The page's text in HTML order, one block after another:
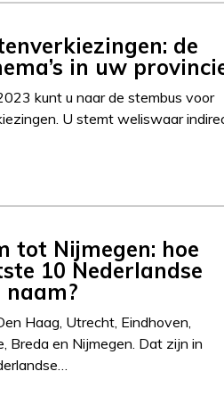
de
in uw
kunt u naar de stembus voor
U stemt weliswaar
tot Nijmegen: hoe
10 Nederlandse
naam?
Haag, Utrecht, Eindhoven,
Breda en Nijmegen. Dat zijn in